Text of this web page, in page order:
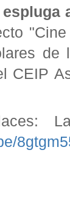
"Cine
de
CEIP